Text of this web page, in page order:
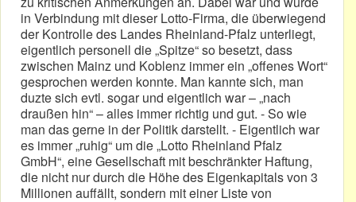
in Verbindung mit dieser Lotto-Firma, die überwiegend
der Kontrolle des Landes Rheinland-Pfalz unterliegt,
eigentlich personell die „Spitze“ so besetzt, dass
zwischen Mainz und Koblenz immer ein „offenes Wort“
gesprochen werden konnte. Man kannte sich, man
duzte sich evtl. sogar und eigentlich war – „nach
draußen hin“ – alles immer richtig und gut. - So wie
man das gerne in der Politik darstellt. - Eigentlich war
es immer „ruhig“ um die „Lotto Rheinland Pfalz
GmbH“, eine Gesellschaft mit beschränkter Haftung,
die nicht nur durch die Höhe des Eigenkapitals von 3
Millionen auffällt, sondern mit einer Liste von